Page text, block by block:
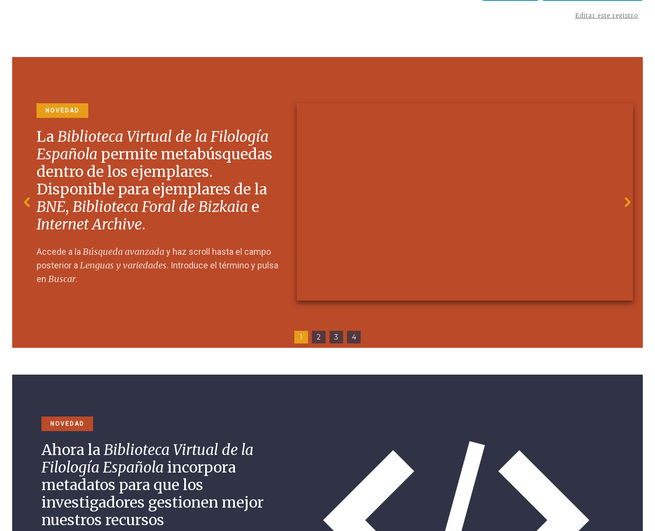
Editar este registro
NOVEDAD
LaBiblioteca Virtual de la Filología
Española permite metabúsquedas
dentro de los ejemplares.
Disponible para ejemplares de la
BNE, Biblioteca Foral de Bizkaia e
Internet Archive.
Accede a laBúsqueda avanzaday haz scroll hasta el campo
posterior aLenguas y variedades. Introduce el término y pulsa
en Buscar.
1 2 3 4
NOVEDAD
Ahora laBiblioteca Virtual de la
Filología Española incorpora
metadatos para que los
investigadores gestionen mejor
nuestros recursos